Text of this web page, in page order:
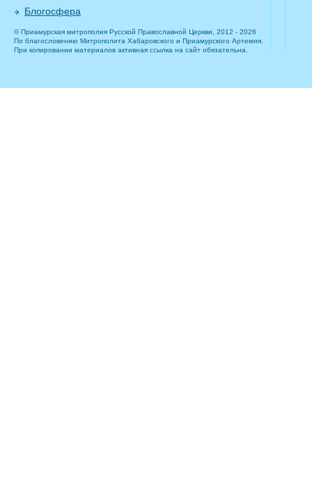
Блогосфера
© Приамурская митрополия Русской Православной Церкви, 2012 - 2026
По благословению Митрополита Хабаровского и Приамурского Артемия.
При копировании материалов активная ссылка на сайт обязательна.